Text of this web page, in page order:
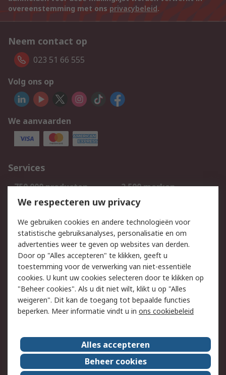
overeenstemming met ons privacybeleid.
Neem contact op
023 51 66 555
Volg ons op
We aanvaarden
Services
750.000 producten
2.500 merken
Bestellen
Inkoopoplossingen
Track & Trace
Wettelijk
Cookiebeleid
Email veiligheid
Privacybeleid
Websitevoorwaarden
Algemene
verkoopvoorwaarden
Over RS
RS Group
Over ons
We respecteren uw privacy
We gebruiken cookies en andere technologieën voor
statistische gebruiksanalyses, personalisatie en om
advertenties weer te geven op websites van derden.
Door op "Alles accepteren" te klikken, geeft u
toestemming voor de verwerking van niet-essentiële
cookies. U kunt uw cookies selecteren door te klikken op
"Beheer cookies". Als u dit niet wilt, klikt u op "Alles
weigeren". Dit kan de toegang tot bepaalde functies
beperken. Meer informatie vindt u in ons cookiebeleid
Alles accepteren
Beheer cookies